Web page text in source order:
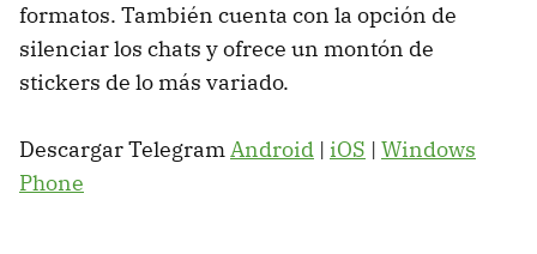
formatos. También cuenta con la opción de
silenciar los chats y ofrece un montón de
stickers de lo más variado.
Descargar TelegramAndroid | iOS | Windows
Phone